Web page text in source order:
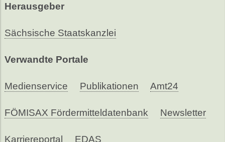
Herausgeber
Sächsische Staatskanzlei
Verwandte Portale
Medienservice Publikationen Amt24
FÖMISAX Fördermitteldatenbank Newsletter
Karriereportal EDAS